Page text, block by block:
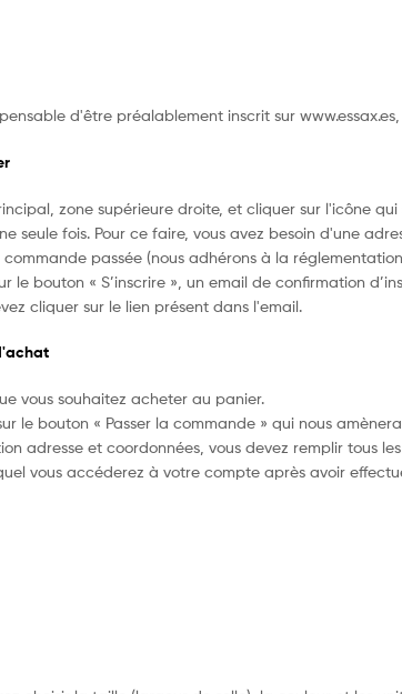
d'être préalablement inscrit sur
zone supérieure droite, et cliquer sur l'icône
seule fois. Pour ce faire, vous avez besoin d'une
passée (nous adhérons à la
le bouton « S’inscrire », un email de confirmation
cliquer sur le lien présent dans l'email.
vous souhaitez acheter au panier.
le bouton « Passer la commande » qui nous
adresse et coordonnées, vous devez remplir tous
vous accéderez à votre compte après avoir